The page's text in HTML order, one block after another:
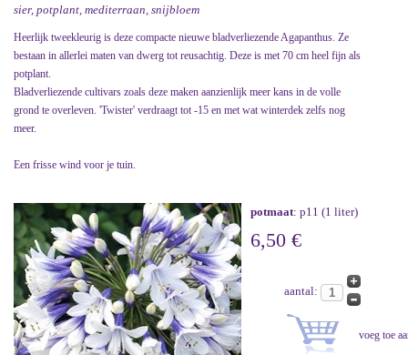
sier, potplant, mediterraan, snijbloem
Heerlijk tweekleurig is deze compacte nieuwe bladverliezende Agapanthus. Ze
bestaan in allerlei maten van dwerg tot reusachtig. Deze is met 70 cm heel fijn als
potplant.
Bladverliezende cultivars zoals deze maken aanzienlijk meer kans in de volle
grond te overleven. 'Twister' verdraagt tot -15 en met wat winterdek zelfs nog
meer.
Een frisse wind voor je tuin.
potmaat: p11 (1 liter)
6,50 €
aantal: